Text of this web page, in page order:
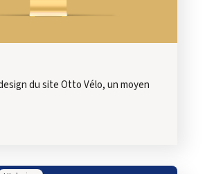
du site Otto Vélo, un moyen